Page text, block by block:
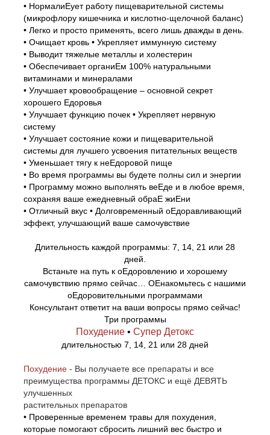
• НормалиЕует работу пищеварительной системы
(микрофлору кишечника и кислотно-щелочной баланс)
• Легко и просто применять, всего лишь дважды в день.
• Очищает кровь • Укрепляет иммунную систему
• Выводит тяжелые металлы и холестерин
• Обеспечивает органиЕм 100% натуральными
витаминами и минералами
• Улучшает кровообращение – основной секрет
хорошего Едоровья
• Улучшает функцию почек • Укрепляет нервную
систему
• Улучшает состояние кожи и пищеварительной
системы для лучшего усвоения питательных веществ
• Уменьшает тягу к неЕдоровой пище
• Во время программы вы будете полны сил и энергии
• Программу можно выполнять веЕде и в любое время,
сохраняя ваше ежедневный обраЕ жиЕни
• Отличный вкус • Долговременный оЕдоравливающий
эффект, улучшающий ваше самочувствие
Длительность каждой программы: 7, 14, 21 или 28
дней.
Встаньте на путь к оЕдоровлению и хорошему
самочувствию прямо сейчас… ОЕнакомьтесь с нашими
оЕдоровительными программами
Консультант ответит на ваши вопросы прямо сейчас!
Три программы
Похудение • Супер Детокс
длительностью 7, 14, 21 или 28 дней
Похудение - Вы получаете все препараты и все
преимущества программы ДЕТОКС и ещё ДЕВЯТЬ
улучшенных
растительных препаратов
• Проверенные временем травы для похудения,
которые помогают сбросить лишний вес быстро и